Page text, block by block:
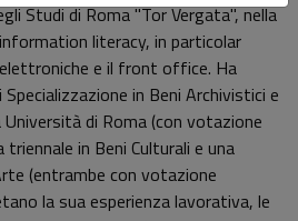
Studi di Roma "Tor Vergata", nella
literacy, in particolar
e il front office. Ha
in Beni Archivistici e
Università di Roma (con votazione
in Beni Culturali e una
(entrambe con votazione
la sua esperienza lavorativa, le